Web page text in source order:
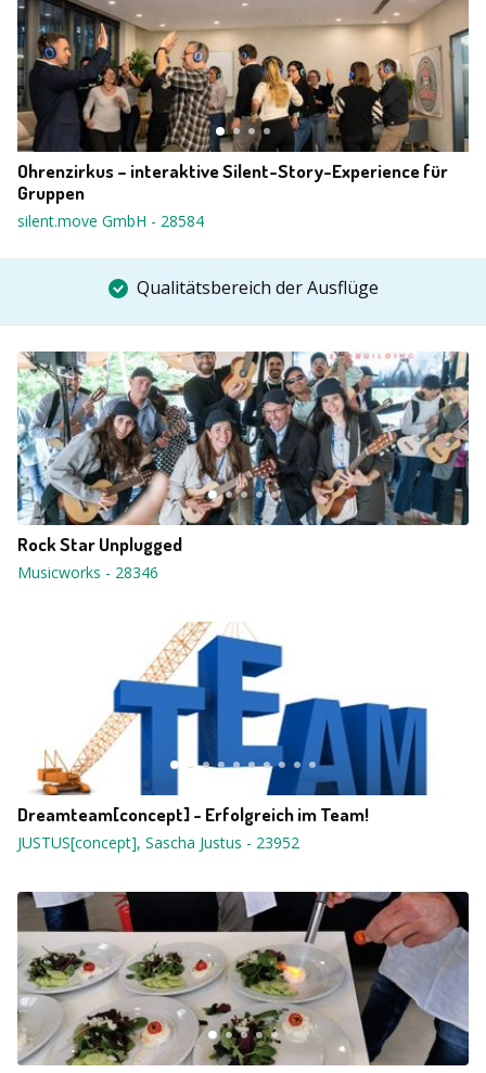
Ohrenzirkus – interaktive Silent-Story-Experience für
Gruppen
silent.move GmbH - 28584
Qualitätsbereich der Ausflüge
Rock Star Unplugged
Musicworks - 28346
Dreamteam[concept] - Erfolgreich im Team!
JUSTUS[concept], Sascha Justus - 23952